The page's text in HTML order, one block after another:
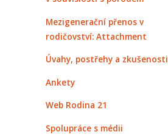
Mezigenerační přenos v
rodičovství: Attachment
Úvahy, postřehy a zkušenosti
Ankety
Web Rodina 21
Spolupráce s médii